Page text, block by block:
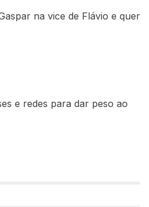
na vice de Flávio e quer
e redes para dar peso ao